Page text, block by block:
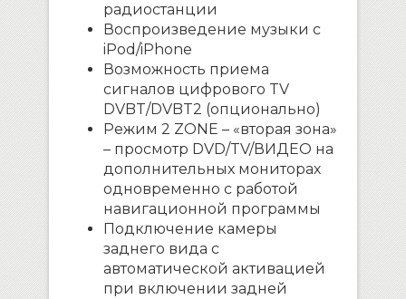
радиостанции
Воспроизведение музыки с
iPod/iPhone
Возможность приема
сигналов цифрового TV
DVBT/DVBT2 (опционально)
Режим 2 ZONE – «вторая зона»
– просмотр DVD/TV/ВИДЕО на
дополнительных мониторах
одновременно с работой
навигационной программы
Подключение камеры
заднего вида с
автоматической активацией
при включении задней